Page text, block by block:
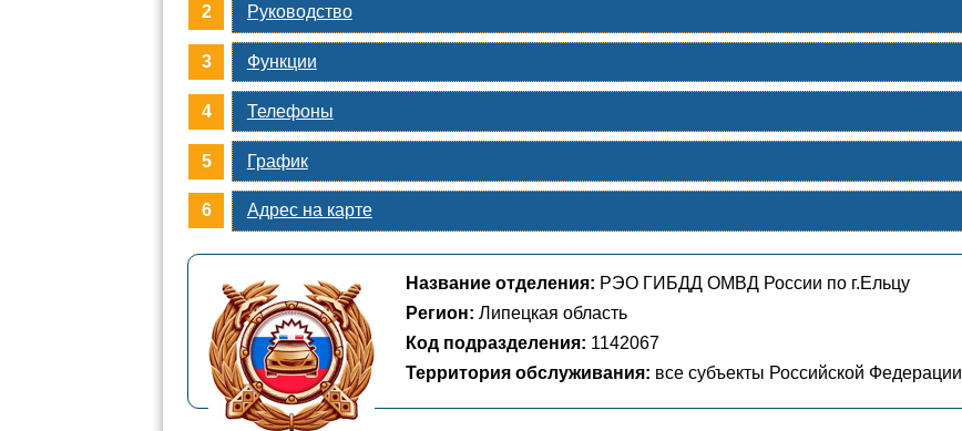
Руководство
Функции
Телефоны
График
Адрес на карте
Название отделения: РЭО ГИБДД ОМВД России по г.Ельцу
Регион: Липецкая область
Код подразделения: 1142067
Территория обслуживания: все субъекты Российской Федерации